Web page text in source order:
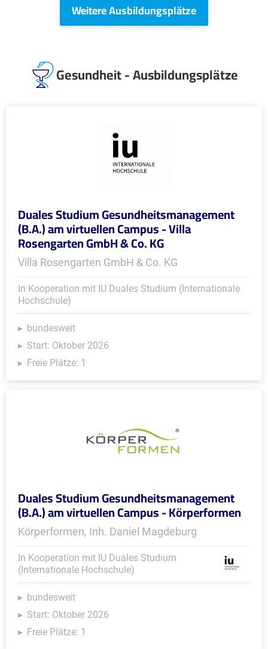
Weitere Ausbildungsplätze
Gesundheit - Ausbildungsplätze
Duales Studium Gesundheitsmanagement
(B.A.) am virtuellen Campus - Villa
Rosengarten GmbH & Co. KG
Villa Rosengarten GmbH & Co. KG
In Kooperation mit IU Duales Studium (Internationale
Hochschule)
bundesweit
Start: Oktober 2026
Freie Plätze: 1
Duales Studium Gesundheitsmanagement
(B.A.) am virtuellen Campus - Körperformen
Körperformen, Inh. Daniel Magdeburg
In Kooperation mit IU Duales Studium
(Internationale Hochschule)
bundesweit
Start: Oktober 2026
Freie Plätze: 1